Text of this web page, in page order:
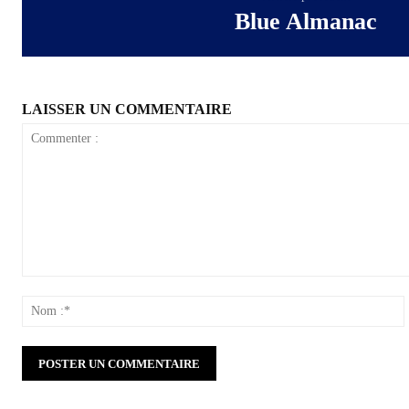
Blue Almanac
LAISSER UN COMMENTAIRE